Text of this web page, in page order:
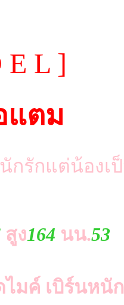
E L ]
แตม
กรักแต่น้องเ
สูง164 นน.53
มค์ เบิร์นหนั